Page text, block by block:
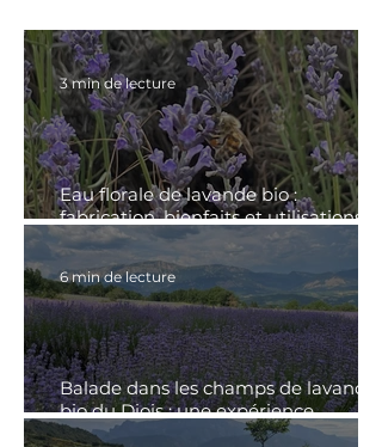
Eau florale de lavande bio :
fabrication, bienfaits et utilisations au
quotidien
3 min de lecture
Balade dans les champs de lavande
bio du Diois : une expérience
authentique à Montmaur-en-Diois
6 min de lecture